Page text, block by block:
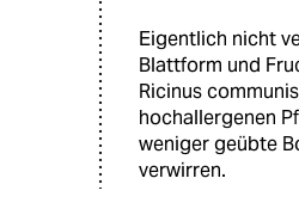
Eigentlich nicht
Blattform und
Ricinus
hochallergenen
weniger geübte
verwirren.